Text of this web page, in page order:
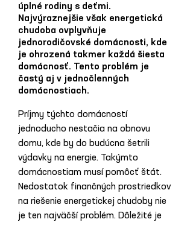
úplné rodiny s deťmi.
Najvýraznejšie však energetická
chudoba ovplyvňuje
jednorodičovské domácnosti, kde
je ohrozená takmer každá šiesta
domácnosť. Tento problém je
častý aj v jednočlenných
domácnostiach.
Príjmy týchto domácností
jednoducho nestačia na obnovu
domu, kde by do budúcna šetrili
výdavky na energie. Takýmto
domácnostiam musí pomôcť štát.
Nedostatok finančných prostriedkov
na riešenie energetickej chudoby nie
je ten najväčší problém. Dôležité je